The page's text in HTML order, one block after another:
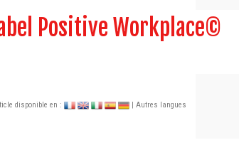
Positive Workplace©
disponible en : | Autres langues